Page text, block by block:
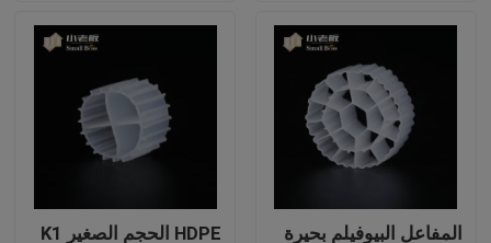
مدونة
اطلب اقتباس
الوسائط المرشحة MBBR
MBBR بيو ميديا
المفاعل البيوفيلم بحيرة HDPE الحجم الصغير K1